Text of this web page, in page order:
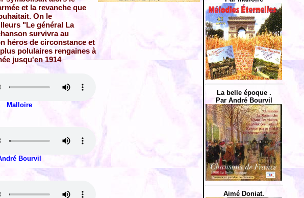
et la revanche que
On le
"Le général La
survivra au
héros de circonstance et
polulaires rengaines à
jusqu'en 1914
Malloire
Bourvil
La belle époque .
Par André Bourvil
Aimé Doniat.